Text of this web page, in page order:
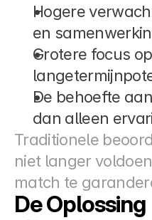
Hogere
en
Grotere focus
De behoefte
dan alleen
Traditionele
niet langer
match te
De Oplossing